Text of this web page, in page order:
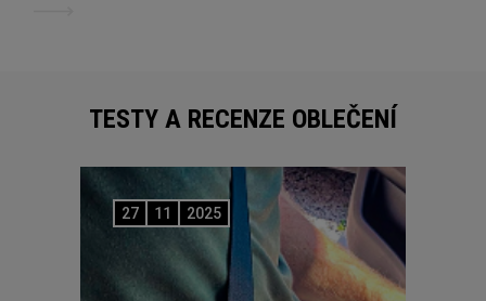
TESTY A RECENZE OBLEČENÍ
27 11 2025